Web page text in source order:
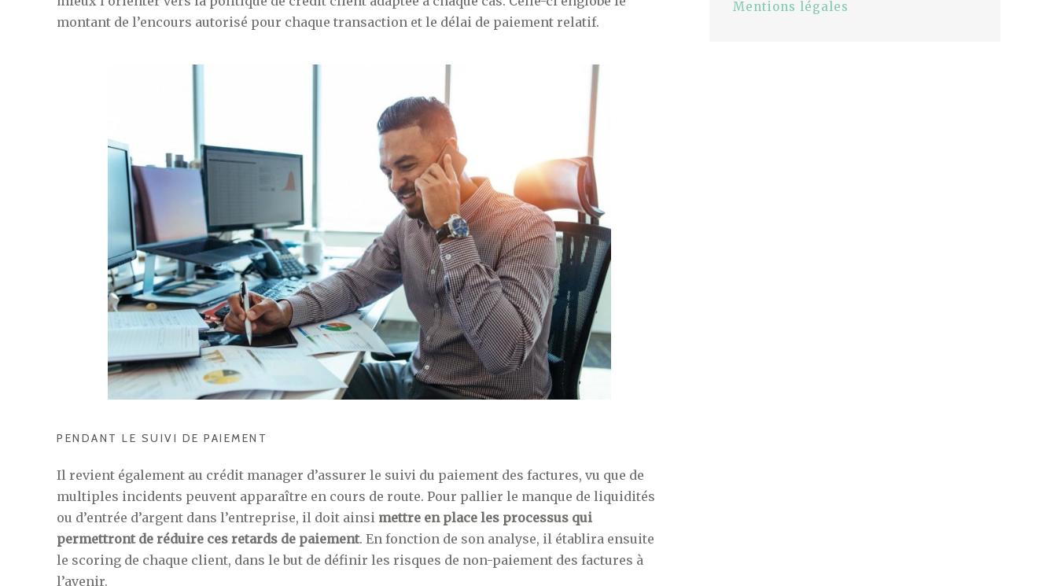
montant de l’encours autorisé pour chaque transaction et le délai de paiement relatif.
PENDANT LE SUIVI DE PAIEMENT
Il revient également au crédit manager d’assurer le suivi du paiement des factures, vu que de
multiples incidents peuvent apparaître en cours de route. Pour pallier le manque de liquidités
ou d’entrée d’argent dans l’entreprise, il doit ainsi mettre en place les processus qui
permettront de réduire ces retards de paiement. En fonction de son analyse, il établira ensuite
le scoring de chaque client, dans le but de définir les risques de non-paiement des factures à
l’avenir.
Mentions légales